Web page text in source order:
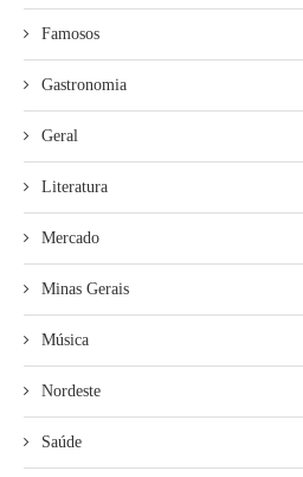
Famosos
Gastronomia
Geral
Literatura
Mercado
Minas Gerais
Música
Nordeste
Saúde